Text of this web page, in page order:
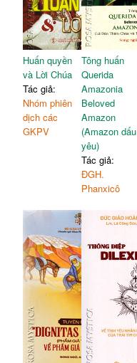
Huấn quyền
và Lời Chúa
Tác giả:
Nhóm phiên
dịch các
GKPV
Tông huấn
Querida
Amazonia
Beloved
Amazon
(Amazon dấu
yêu)
Tác giả:
ĐGH.
Phanxicô